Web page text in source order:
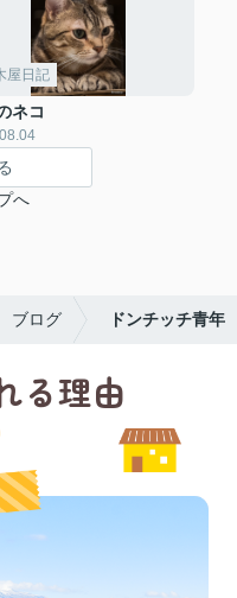
屋日記
ネコ
へ
ブログ ドンチッチ青年
る理由